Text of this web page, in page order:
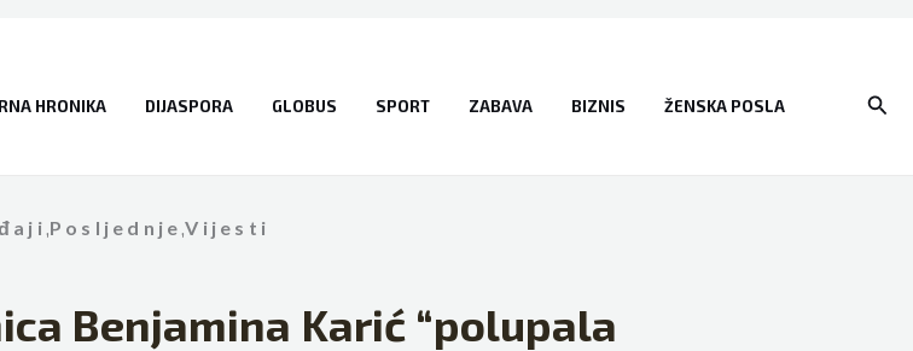
HRONIKA DIJASPORA GLOBUS SPORT ZABAVA BIZNIS ŽENSKA POSLA
,Posljednje,Vijesti
Benjamina Karić “polupala